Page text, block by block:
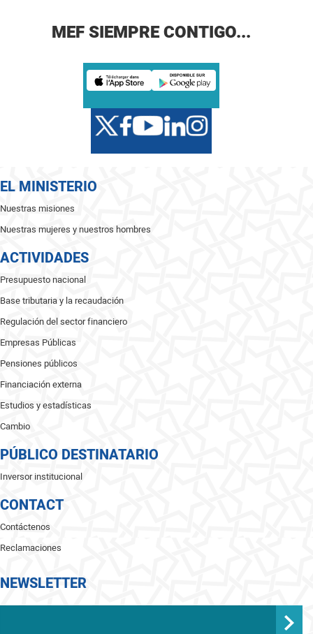
MEF SIEMPRE CONTIGO...
EL MINISTERIO
Nuestras misiones
Nuestras mujeres y nuestros hombres
ACTIVIDADES
Presupuesto nacional
Base tributaria y la recaudación
Regulación del sector financiero
Empresas Públicas
Pensiones públicos
Financiación externa
Estudios y estadísticas
Cambio
PÚBLICO DESTINATARIO
Inversor institucional
CONTACT
Contáctenos
Reclamaciones
NEWSLETTER